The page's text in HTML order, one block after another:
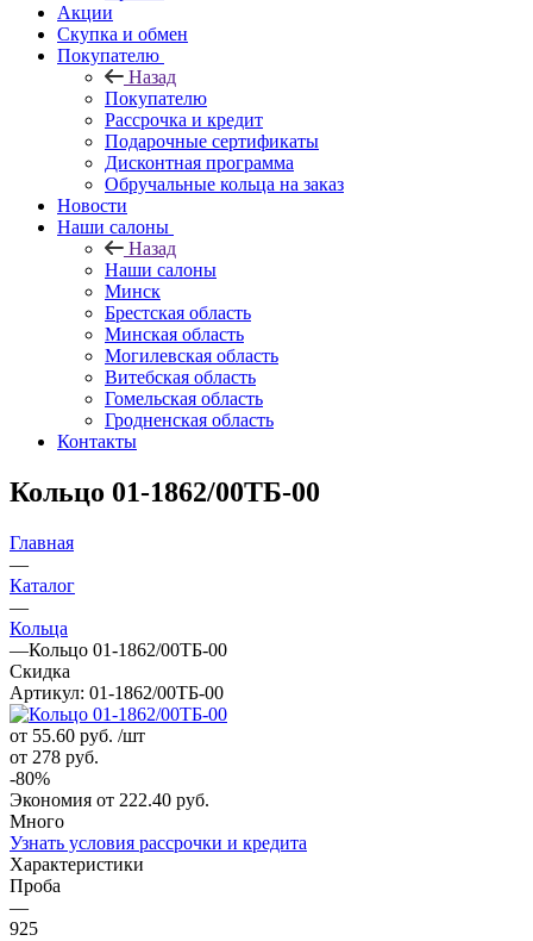
Акции
Скупка и обмен
Покупателю
Назад
Покупателю
Рассрочка и кредит
Подарочные сертификаты
Дисконтная программа
Обручальные кольца на заказ
Новости
Наши салоны
Назад
Наши салоны
Минск
Брестская область
Минская область
Могилевская область
Витебская область
Гомельская область
Гродненская область
Контакты
Кольцо 01-1862/00ТБ-00
Главная
—
Каталог
—
Кольца
—Кольцо 01-1862/00ТБ-00
Скидка
Артикул: 01-1862/00ТБ-00
от 55.60 руб. /шт
от 278 руб.
-80%
Экономия от 222.40 руб.
Много
Узнать условия рассрочки и кредита
Характеристики
Проба
—
925